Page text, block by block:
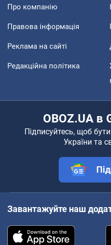
Про компанію
Правова інформація
Реклама на сайті
Редакційна політика
OBOZ.UA в
Підписуйтесь, щоб
України та
Завантажуйте наш